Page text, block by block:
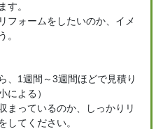
す。
フォームをしたいのか、イメ
。
、1週間～3週間ほどで見積り
による）
まっているのか、しっかりリ
してください。